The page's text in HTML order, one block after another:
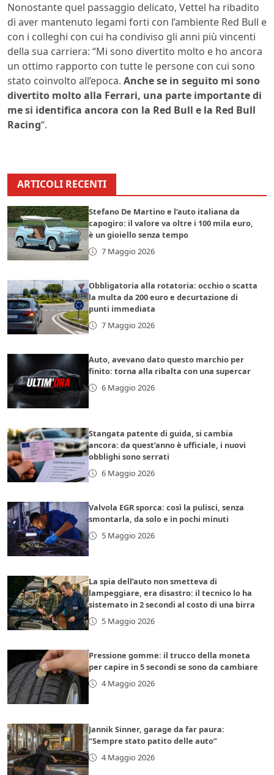
Nonostante quel passaggio delicato, Vettel ha ribadito
di aver mantenuto legami forti con l’ambiente Red Bull e
con i colleghi con cui ha condiviso gli anni più vincenti
della sua carriera: “Mi sono divertito molto e ho ancora
un ottimo rapporto con tutte le persone con cui sono
stato coinvolto all’epoca. Anche se in seguito mi sono
divertito molto alla Ferrari, una parte importante di
me si identifica ancora con la Red Bull e la Red Bull
Racing“.
ARTICOLI RECENTI
Stefano De Martino e l’auto italiana da
capogiro: il valore va oltre i 100 mila euro,
è un gioiello senza tempo
7 Maggio 2026
Obbligatoria alla rotatoria: occhio o scatta
la multa da 200 euro e decurtazione di
punti immediata
7 Maggio 2026
Auto, avevano dato questo marchio per
finito: torna alla ribalta con una supercar
6 Maggio 2026
Stangata patente di guida, si cambia
ancora: da quest’anno è ufficiale, i nuovi
obblighi sono serrati
6 Maggio 2026
Valvola EGR sporca: così la pulisci, senza
smontarla, da solo e in pochi minuti
5 Maggio 2026
La spia dell’auto non smetteva di
lampeggiare, era disastro: il tecnico lo ha
sistemato in 2 secondi al costo di una birra
5 Maggio 2026
Pressione gomme: il trucco della moneta
per capire in 5 secondi se sono da cambiare
4 Maggio 2026
Jannik Sinner, garage da far paura:
“Sempre stato patito delle auto”
4 Maggio 2026